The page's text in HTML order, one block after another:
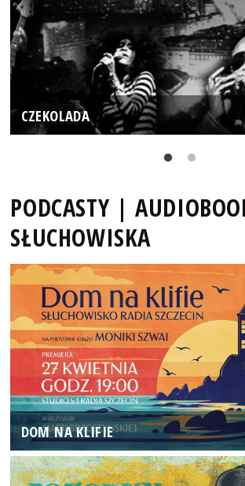
CZEKOLADA
PODCASTY |
SŁUCHOWISKA
DOM NA KLIFIE